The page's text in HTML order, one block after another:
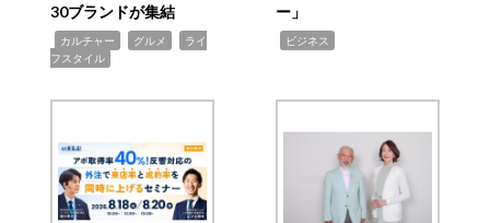
30ブランドが集結
カルチャー グルメ
ライ
フスタイル
ー」
ビジネス